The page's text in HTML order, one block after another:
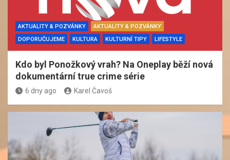
AKTUALITY & POZVÁNKY
AKTUALITY & POZVÁNKY
DOPORUČUJEME
KULTURA KULTURNÍ TIPY LIFESTYLE
Kdo byl Ponožkový vrah? Na Oneplay běží nová
dokumentární true crime série
6 dny ago Karel Čavoš